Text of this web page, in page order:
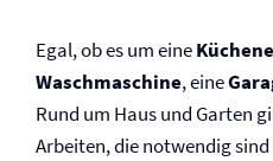
Egal, ob es um eine
Waschmaschine, eine
Rund um Haus und Garten
Arbeiten, die notwendig